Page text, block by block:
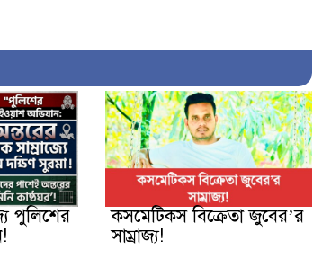
পুলিশের
কসমেটিকস বিক্রেতা জুবের’র
সাম্রাজ্য!